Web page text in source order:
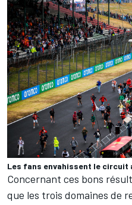
Les fans envahissent le circuit
Concernant ces bons
que les trois domaines de